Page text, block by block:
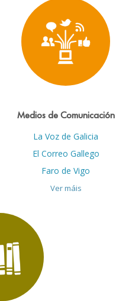
Medios de Comunicación
La Voz de Galicia
El Correo Gallego
Faro de Vigo
Ver máis